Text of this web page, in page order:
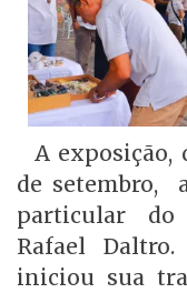
A exposição,
de setembro,
particular do
Rafael
iniciou sua